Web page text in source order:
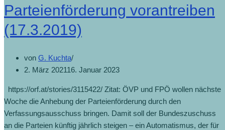
Parteienförderung vorantreiben
(17.3.2019)
von G. Kuchta
2. März 202116. Januar 2023
https://orf.at/stories/3115422/ Zitat: ÖVP und FPÖ wollen nächste
Woche die Anhebung der Parteienförderung durch den
Verfassungsausschuss bringen. Damit soll der Bundeszuschuss
an die Parteien künftig jährlich steigen – ein Automatismus, der für